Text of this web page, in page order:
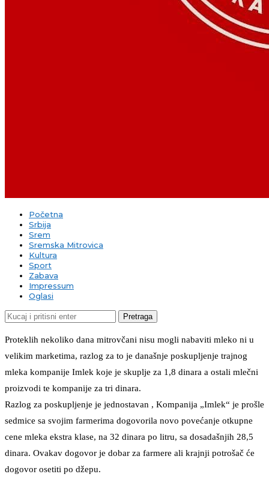
Početna
Srbija
Srem
Sremska Mitrovica
Kultura
Sport
Zabava
Impressum
Oglasi
Pretraga
Proteklih nekoliko dana mitrovčani nisu mogli nabaviti mleko ni u
velikim marketima, razlog za to je današnje poskupljenje trajnog
mleka kompanije Imlek koje je skuplje za 1,8 dinara a ostali mlečni
proizvodi te kompanije za tri dinara.
Razlog za poskupljenje je jednostavan , Kompanija „Imlek“ je prošle
sedmice sa svojim farmerima dogovorila novo povećanje otkupne
cene mleka ekstra klase, na 32 dinara po litru, sa dosadašnjih 28,5
dinara. Ovakav dogovor je dobar za farmere ali krajnji potrošač će
dogovor osetiti po džepu.